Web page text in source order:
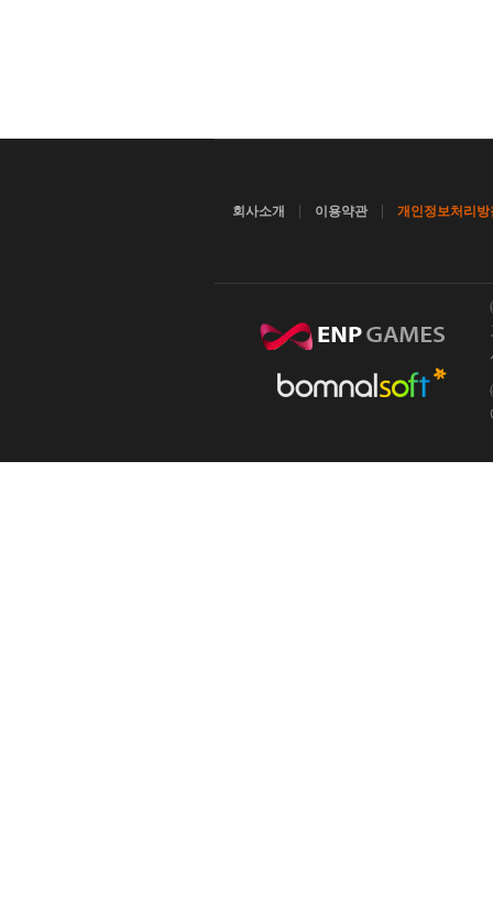
회사소개 이용약관 개인정보처리방